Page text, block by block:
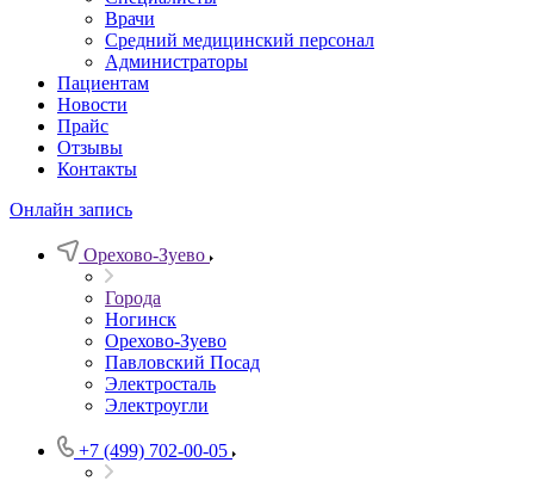
Врачи
Средний медицинский персонал
Администраторы
Пациентам
Новости
Прайс
Отзывы
Контакты
Онлайн запись
Орехово-Зуево
Города
Ногинск
Орехово-Зуево
Павловский Посад
Электросталь
Электроугли
+7 (499) 702-00-05